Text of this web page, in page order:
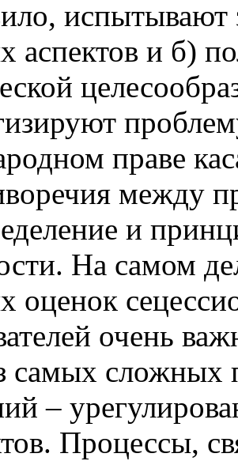
испытывают
аспектов и б)
праве
между
и
На самом
оценок
очень
самых
–
Процессы,